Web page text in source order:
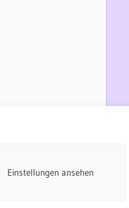
Einstellungen ansehen